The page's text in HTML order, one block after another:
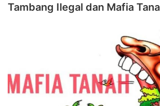
Tambang Ilegal dan Mafia